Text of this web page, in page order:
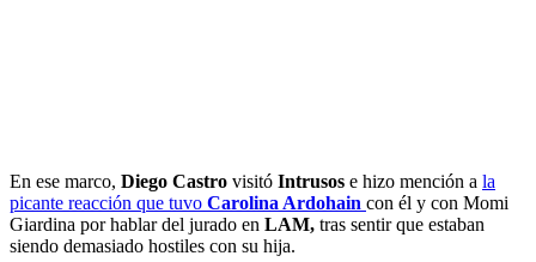
En ese marco, Diego Castro visitó Intrusos e hizo mención a la
picante reacción que tuvo Carolina Ardohain con él y con Momi
Giardina por hablar del jurado en LAM, tras sentir que estaban
siendo demasiado hostiles con su hija.